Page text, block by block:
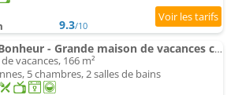
9.3/10
La du Bonheur - Grande maison de vacances classée 4 étoiles
vacances, 166 m²
5 chambres, 2 salles de bains